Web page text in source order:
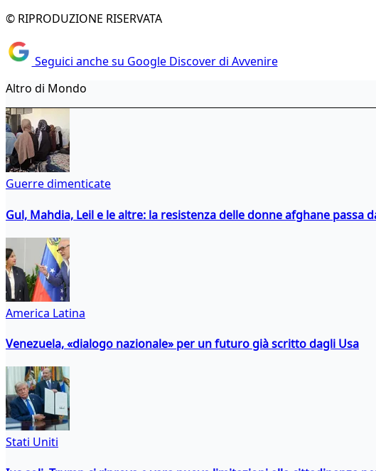
© RIPRODUZIONE RISERVATA
Seguici anche su Google Discover di Avvenire
Altro di Mondo
Guerre dimenticate
Gul, Mahdia, Leil e le altre: la resistenza delle donne afghane passa
America Latina
Venezuela, «dialogo nazionale» per un futuro già scritto dagli Usa
Stati Uniti